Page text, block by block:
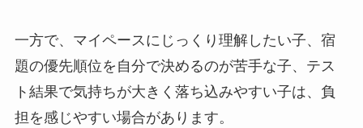
一方で、マイペースにじっくり理解したい子、宿
題の優先順位を自分で決めるのが苦手な子、テス
ト結果で気持ちが大きく落ち込みやすい子は、負
担を感じやすい場合があります。